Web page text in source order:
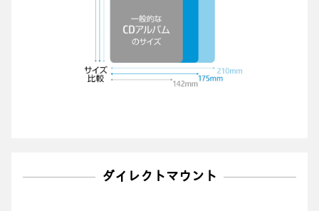
ダイレクトマウント